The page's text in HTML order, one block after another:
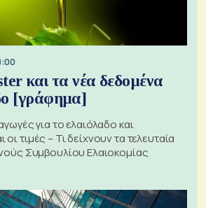
και τα νέα δεδομένα
[γράφημα]
για το ελαιόλαδο και
τιμές – Τι δείχνουν τα τελευταία
Συμβουλίου Ελαιοκομίας